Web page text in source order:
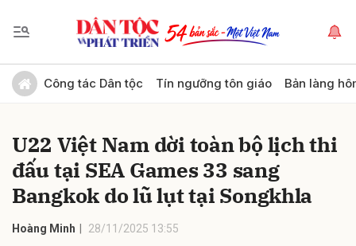
Công tác Dân tộc Tín ngưỡng tôn giáo Bản làng
U22 Việt Nam dời toàn bộ lịch thi
đấu tại SEA Games 33 sang
Bangkok do lũ lụt tại Songkhla
Hoàng Minh 28/11/2025 13:55
Gửi bình luận